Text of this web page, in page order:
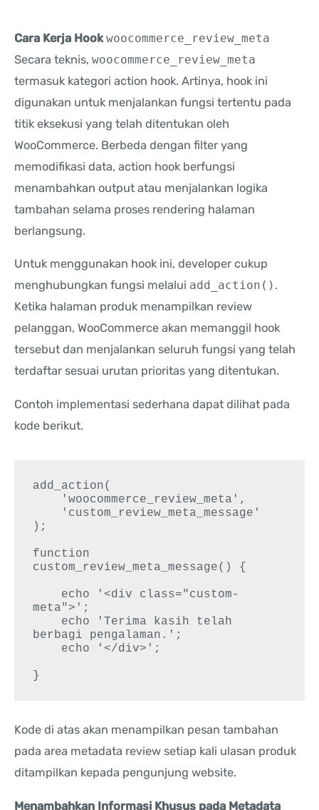
Cara Kerja Hookwoocommerce_review_meta
Secara teknis, woocommerce_review_meta
termasuk kategori action hook. Artinya, hook ini
digunakan untuk menjalankan fungsi tertentu pada
titik eksekusi yang telah ditentukan oleh
WooCommerce. Berbeda dengan filter yang
memodifikasi data, action hook berfungsi
menambahkan output atau menjalankan logika
tambahan selama proses rendering halaman
berlangsung.
Untuk menggunakan hook ini, developer cukup
menghubungkan fungsi melalui add_action() .
Ketika halaman produk menampilkan review
pelanggan, WooCommerce akan memanggil hook
tersebut dan menjalankan seluruh fungsi yang telah
terdaftar sesuai urutan prioritas yang ditentukan.
Contoh implementasi sederhana dapat dilihat pada
kode berikut.
add_action(
);
function
custom_review_meta_message() {
meta">';
berbagi pengalaman.';
Kode di atas akan menampilkan pesan tambahan
pada area metadata review setiap kali ulasan produk
ditampilkan kepada pengunjung website.
Menambahkan Informasi Khusus pada Metadata